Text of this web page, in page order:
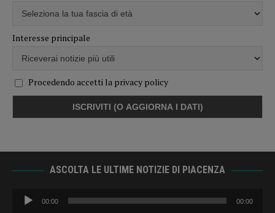
Interesse principale
Procedendo accetti la privacy policy
ASCOLTA LE ULTIME NOTIZIE DI PIACENZA
Audio
Player
00:00 00:00